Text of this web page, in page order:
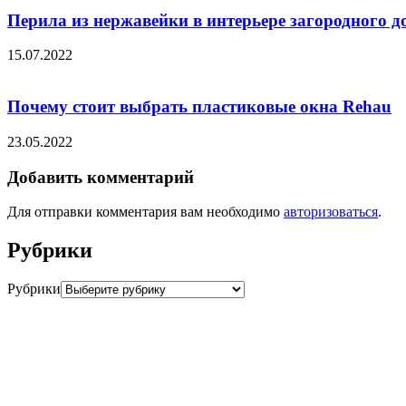
Перила из нержавейки в интерьере загородного
15.07.2022
Почему стоит выбрать пластиковые окна Rehau
23.05.2022
Добавить комментарий
Для отправки комментария вам необходимо авторизоваться.
Рубрики
Рубрики